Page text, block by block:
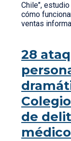
Chile",
cómo
ventas
28
de